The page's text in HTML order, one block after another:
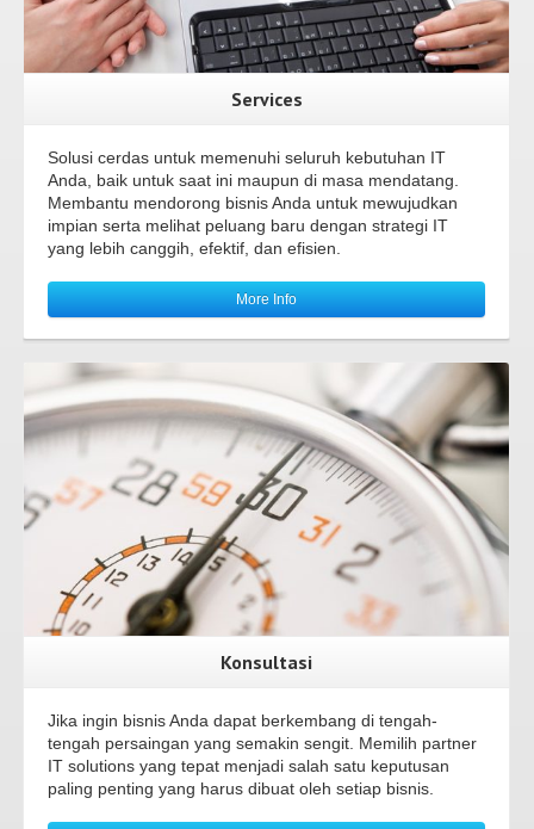
Services
Solusi cerdas untuk memenuhi seluruh kebutuhan IT
Anda, baik untuk saat ini maupun di masa mendatang.
Membantu mendorong bisnis Anda untuk mewujudkan
impian serta melihat peluang baru dengan strategi IT
yang lebih canggih, efektif, dan efisien.
More Info
Konsultasi
Jika ingin bisnis Anda dapat berkembang di tengah-
tengah persaingan yang semakin sengit. Memilih partner
IT solutions yang tepat menjadi salah satu keputusan
paling penting yang harus dibuat oleh setiap bisnis.